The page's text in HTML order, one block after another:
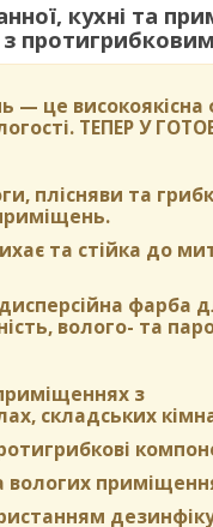
кухні та
— це
ТЕПЕР У
плісняви та
та стійка до
волого- та
з
складських